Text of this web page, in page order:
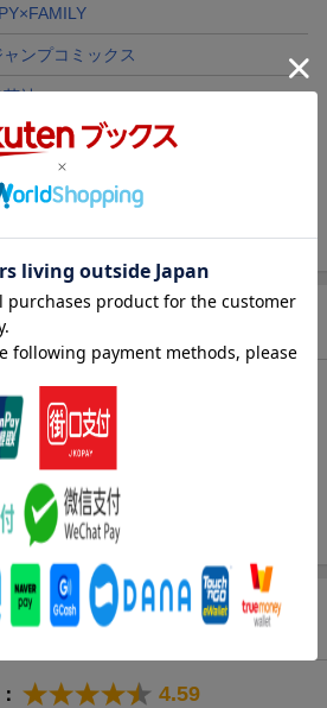
ャンプコミックス
英社
ミック
）
西戦争により想いを告げる事なく別れ
軍したマーサは苛烈な戦場を生き延び
戦渦の中、マーサは必死に東国に帰ろ
件）
4.59